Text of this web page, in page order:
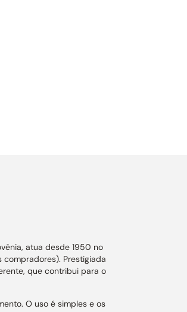
atua desde 1950 no
Prestigiada
que contribui para o
O uso é simples e os